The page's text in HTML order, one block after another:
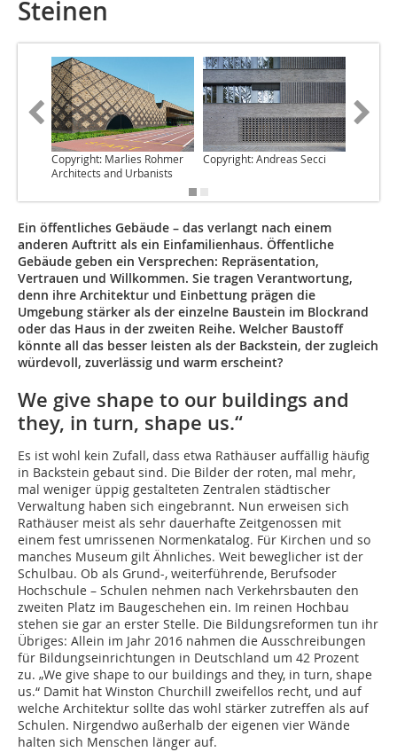
Steinen
Copyright: Marlies Rohmer
Architects and Urbanists
Copyright: Andreas Secci
Ein öffentliches Gebäude – das verlangt nach einem
anderen Auftritt als ein Einfamilienhaus. Öffentliche
Gebäude geben ein Versprechen: Repräsentation,
Vertrauen und Willkommen. Sie tragen Verantwortung,
denn ihre Architektur und Einbettung prägen die
Umgebung stärker als der einzelne Baustein im Blockrand
oder das Haus in der zweiten Reihe. Welcher Baustoff
könnte all das besser leisten als der Backstein, der zugleich
würdevoll, zuverlässig und warm erscheint?
We give shape to our buildings and
they, in turn, shape us.“
Es ist wohl kein Zufall, dass etwa Rathäuser auffällig häufig
in Backstein gebaut sind. Die Bilder der roten, mal mehr,
mal weniger üppig gestalteten Zentralen städtischer
Verwaltung haben sich eingebrannt. Nun erweisen sich
Rathäuser meist als sehr dauerhafte Zeitgenossen mit
einem fest umrissenen Normenkatalog. Für Kirchen und so
manches Museum gilt Ähnliches. Weit beweglicher ist der
Schulbau. Ob als Grund-, weiterführende, Berufsoder
Hochschule – Schulen nehmen nach Verkehrsbauten den
zweiten Platz im Baugeschehen ein. Im reinen Hochbau
stehen sie gar an erster Stelle. Die Bildungsreformen tun ihr
Übriges: Allein im Jahr 2016 nahmen die Ausschreibungen
für Bildungseinrichtungen in Deutschland um 42 Prozent
zu. „We give shape to our buildings and they, in turn, shape
us.“ Damit hat Winston Churchill zweifellos recht, und auf
welche Architektur sollte das wohl stärker zutreffen als auf
Schulen. Nirgendwo außerhalb der eigenen vier Wände
halten sich Menschen länger auf.